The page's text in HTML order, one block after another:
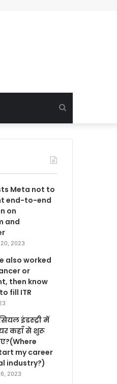
for
Meta not to
end-to-end
on
and
2023
also worked
or
then know
fill ITR
इंडस्ट्री में
कहाँ से शुरू
my career
industry?)
2023